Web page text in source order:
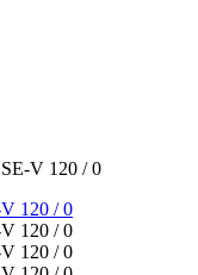
SE-V 120 / 0